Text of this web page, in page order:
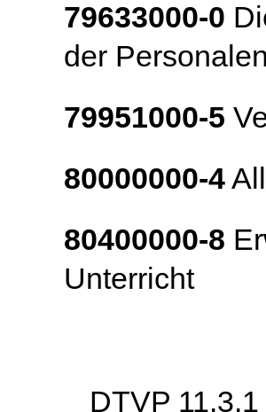
79633000-0
der
79951000-5
80000000-4
80400000-8
Unterricht
DTVP 11.3.1